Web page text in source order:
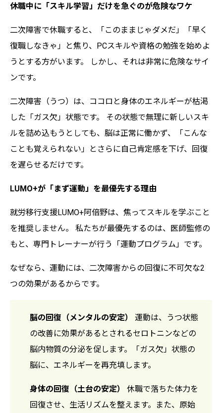
休職中に「スキル学習」だけを急ぐのが危険なワケ
二次障害で休職すると、「このままじゃダメだ」「早く
復職しなきゃ」と焦り、PCスキルや資格の勉強を始めよ
うとする方がいます。 しかし、それは非常に危険なサイ
ンです。
二次障害（うつ）は、ココロと身体のエネルギーが枯渇
した「ガス欠」状態です。 その状態で無理に新しいスキ
ルを詰め込もうとしても、脳は正常に働かず、「こんな
ことも覚えられない」とさらに自己肯定感を下げ、回復
を遅らせるだけです。
LUMO+が「まず運動」を最優先する理由
就労移行支援LUMO+阿倍野は、焦ってスキルを学ぶこと
を推奨しません。 私たちが最優先するのは、医師監修の
もと、専門トレーナーが行う「運動プログラム」です。
なぜなら、運動には、二次障害からの回復に不可欠な2
つの効果があるからです。
脳の回復（メンタルの安定）
運動は、うつ状態
の改善に効果があるとされるセロトニンなどの
脳内物質の分泌を促します。「ガス欠」状態の
脳に、エネルギーを再充填します。
身体の回復（土台の安定）
休職で落ちた体力を
回復させ、生活リズムを整えます。また、原始